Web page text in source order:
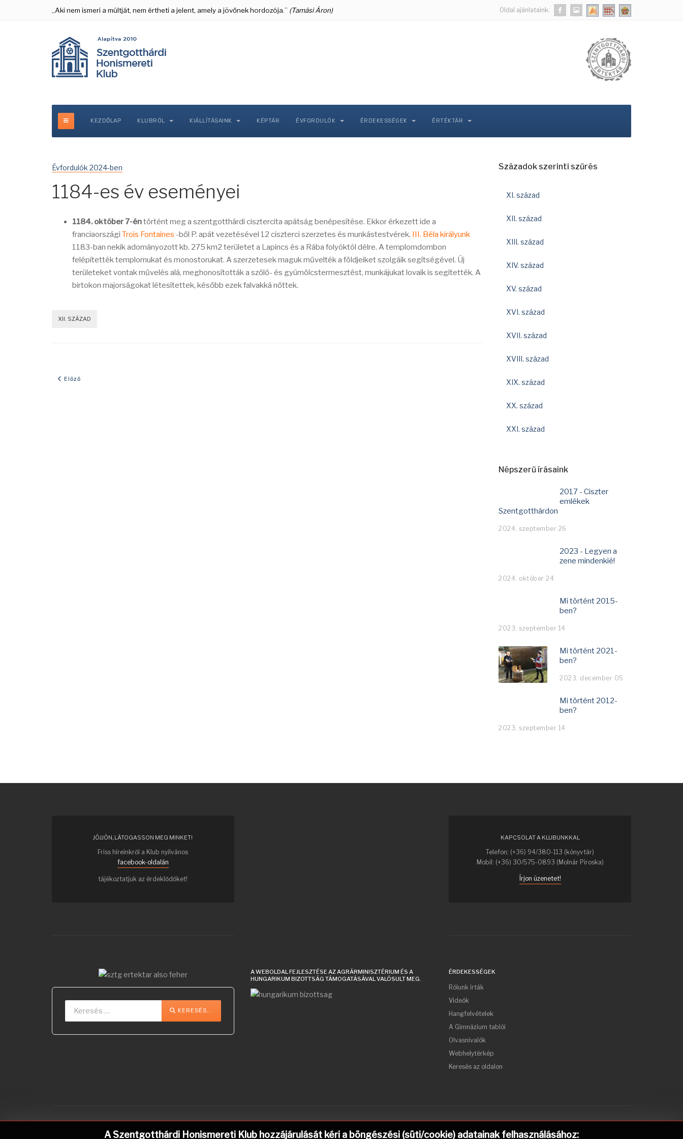
„Aki nem ismeri a múltját, nem értheti a jelent, amely a jövőnek hordozója.” (Tamási Áron) Oldal ajánlataink:
KEZDŐLAP KLUBRÓL KIÁLLÍTÁSAINK KÉPTÁR ÉVFORDULÓK ÉRDEKESSÉGEK ÉRTÉKTÁR
Évfordulók 2024-ben
1184-es év eseményei
1184. október 7-éntörtént meg a szentgotthárdi cisztercita apátság benépesítése. Ekkor érkezett ide a
franciaországi Trois Fontaines -ből P. apát vezetésével 12 ciszterci szerzetes és munkástestvérek. III. Béla királyunk
1183-ban nekik adományozott kb. 275 km2 területet a Lapincs és a Rába folyóktól délre. A templomdombon
felépítették templomukat és monostorukat. A szerzetesek maguk művelték a földjeiket szolgáik segítségével. Új
területeket vontak művelés alá, meghonosították a szőlő- és gyümölcstermesztést, munkájukat lovaik is segítették. A
birtokon majorságokat létesítettek, később ezek falvakká nőttek.
XII. SZÁZAD
Előző cikk: 1339-es év eseményei
Előző
Századok szerinti szűrés
XI. század
XII. század
XIII. század
XIV. század
XV. század
XVI. század
XVII. század
XVIII. század
XIX. század
XX. század
XXI. század
Népszerű írásaink
2017 - Ciszter
emlékek
Szentgotthárdon
2024. szeptember 26
2023 - Legyen a
zene mindenkié!
2024. október 24
Mi történt 2015-
ben?
2023. szeptember 14
Mi történt 2021-
ben?
2023. december 05
Mi történt 2012-
ben?
2023. szeptember 14
A Szentgotthárdi Honismereti Klub hozzájárulását kéri a böngészési (süti/cookie) adatainak felhasználásához:
JÖJJÖN, LÁTOGASSON MEG MINKET!
Friss híreinkről a Klub nyilvános
facebook-oldalán
tájékoztatjuk az érdeklődőket!
KAPCSOLAT A KLUBUNKKAL
Telefon: (+36) 94/380-113 (könyvtár)
Mobil: (+36) 30/575-0893 (Molnár Piroska)
Írjon üzenetet!
Type 2 or more characters for results.
KERESÉS...
A WEBOLDAL FEJLESZTÉSE AZ AGRÁRMINISZTÉRIUM ÉS A
HUNGARIKUM BIZOTTSÁG TÁMOGATÁSÁVAL VALÓSULT MEG.
ÉRDEKESSÉGEK
Rólunk írták
Videók
Hangfelvételek
A Gimnázium tablói
Olvasnivalók
Webhelytérkép
Keresés az oldalon